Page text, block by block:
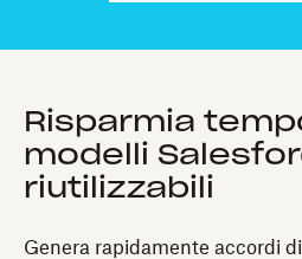
Risparmia
modelli
riutilizzabili
Genera rapidamente accordi